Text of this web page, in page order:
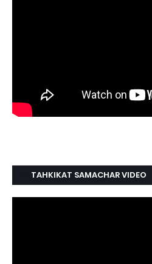
TAHKIKAT SAMACHAR VIDEO